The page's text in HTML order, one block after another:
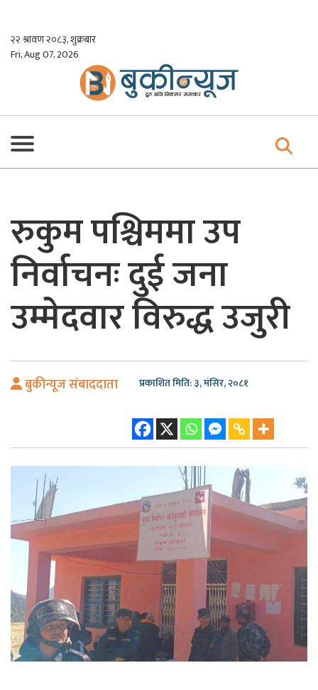
content
२२ श्रावण २०८३, शुक्रबार
Fri, Aug 07, 2026
रुकुम पश्चिममा उप
निर्वाचनः दुई जना
उम्मेदवार विरुद्ध उजुरी
बुकीन्यूज संबाददाता प्रकाशित मिति: ३, मंसिर, २०८१